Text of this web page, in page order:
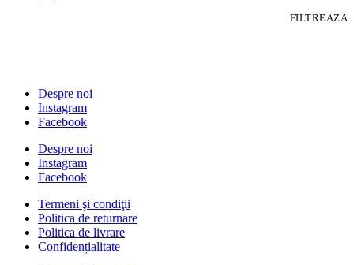
FILTREAZA
Despre noi
Instagram
Facebook
Despre noi
Instagram
Facebook
Termeni şi condiţii
Politica de returnare
Politica de livrare
Confidențialitate